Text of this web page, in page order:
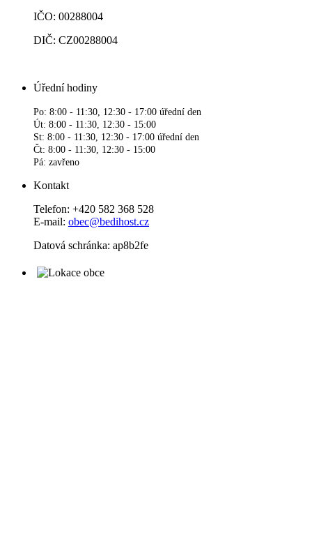
IČO: 00288004
DIČ: CZ00288004
Úřední hodiny
Po: 8:00 - 11:30, 12:30 - 17:00 úřední den
Út: 8:00 - 11:30, 12:30 - 15:00
St: 8:00 - 11:30, 12:30 - 17:00 úřední den
Čt: 8:00 - 11:30, 12:30 - 15:00
Pá: zavřeno
Kontakt
Telefon: +420 582 368 528
E-mail: obec@bedihost.cz
Datová schránka: ap8b2fe